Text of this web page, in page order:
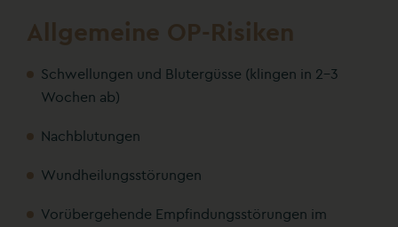
Allgemeine OP-Risiken
Schwellungen und Blutergüsse (klingen in 2-3
Wochen ab)
Nachblutungen
Wundheilungsstörungen
Vorübergehende Empfindungsstörungen im